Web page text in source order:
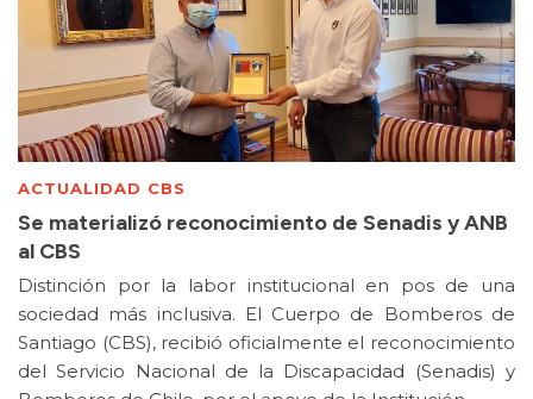
ACTUALIDAD CBS
Se materializó reconocimiento de Senadis y ANB
al CBS
Distinción por la labor institucional en pos de una
sociedad más inclusiva. El Cuerpo de Bomberos de
Santiago (CBS), recibió oficialmente el reconocimiento
del Servicio Nacional de la Discapacidad (Senadis) y